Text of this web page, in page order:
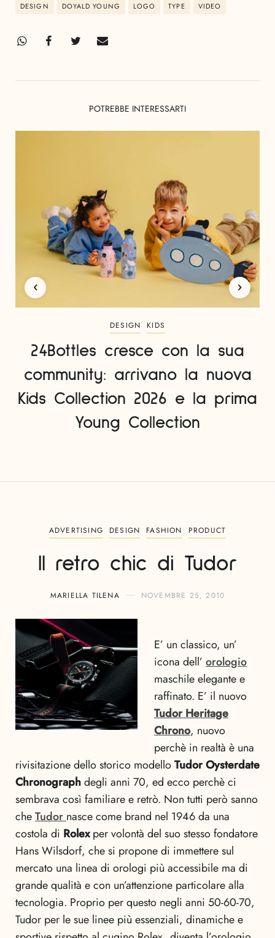
DESIGN DOYALD YOUNG LOGO TYPE VIDEO
POTREBBE INTERESSARTI
DESIGN KIDS
24Bottles cresce con la sua
community: arrivano la nuova
Kids Collection 2026 e la prima
Young Collection
ADVERTISING DESIGN FASHION PRODUCT
Il retro chic di Tudor
MARIELLA TILENA NOVEMBRE 25, 2010
E’ un classico, un’
icona dell’ orologio
maschile elegante e
raffinato. E’ il nuovo
Tudor Heritage
Chrono, nuovo
perchè in realtà è una
rivisitazione dello storico modelloTudor Oysterdate
Chronographdegli anni 70, ed ecco perchè ci
sembrava così familiare e retrò. Non tutti però sanno
cheTudor nasce come brand nel 1946 da una
costola di Rolexper volontà del suo stesso fondatore
Hans Wilsdorf, che si propone di immettere sul
mercato una linea di orologi più accessibile ma di
grande qualità e con un’attenzione particolare alla
tecnologia. Proprio per questo negli anni 50-60-70,
Tudor per le sue linee più essenziali, dinamiche e